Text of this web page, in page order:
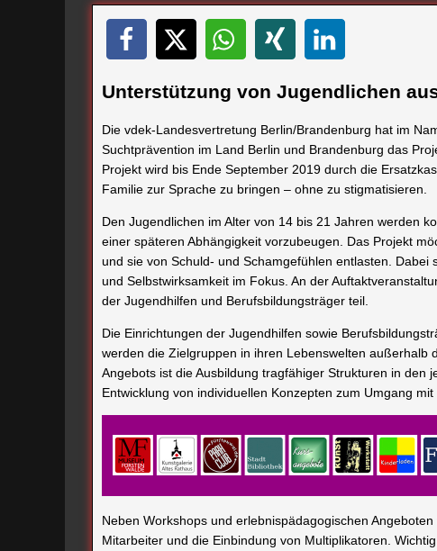
Unterstützung von Jugendlichen
Die vdek-Landesvertretung Berlin/Brandenburg hat im
Suchtprävention im Land Berlin und Brandenburg das
Projekt wird bis Ende September 2019 durch die
Familie zur Sprache zu bringen ‒ ohne zu stigmatisieren.
Den Jugendlichen im Alter von 14 bis 21 Jahren werden
einer späteren Abhängigkeit vorzubeugen. Das Projekt
und sie von Schuld- und Schamgefühlen entlasten.
und Selbstwirksamkeit im Fokus. An der
der Jugendhilfen und Berufsbildungsträger teil.
Die Einrichtungen der Jugendhilfen sowie
werden die Zielgruppen in ihren Lebenswelten außerhalb
Angebots ist die Ausbildung tragfähiger Strukturen in den
Entwicklung von individuellen Konzepten zum Umgang
Neben Workshops und erlebnispädagogischen
Mitarbeiter und die Einbindung von Multiplikatoren.